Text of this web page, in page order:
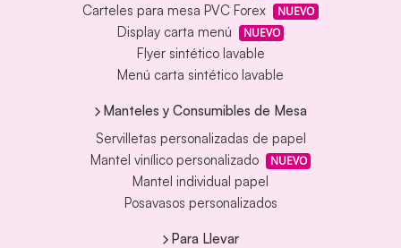
Carteles para mesa PVC Forex NUEVO
Display carta menú NUEVO
Flyer sintético lavable
Menú carta sintético lavable
Manteles y Consumibles de Mesa
Servilletas personalizadas de papel
Mantel vinílico personalizado
NUEVO
Mantel individual papel
Posavasos personalizados
Para Llevar